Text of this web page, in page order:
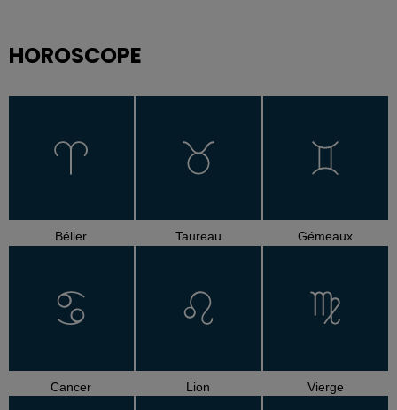
HOROSCOPE
Bélier Taureau Gémeaux
Cancer Lion Vierge